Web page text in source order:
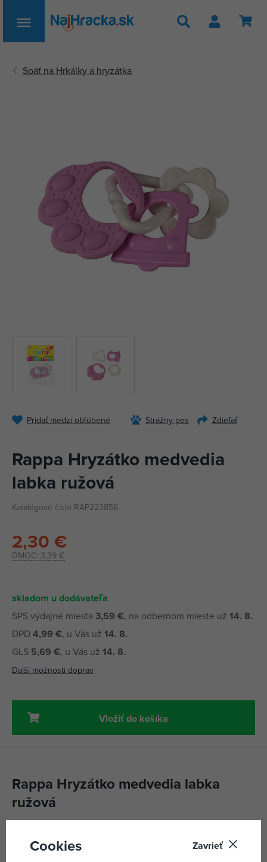
Hľadať
Pridať medzi obľúbené Strážny pes Zdieľať
Rappa Hryzátko medvedia
labka ružová
Katalógové číslo RAP223856
DMOC: 3,39 €
2,30 €
skladom u dodávateľa
SPS výdajné miesta 3,59 €, na odbernom mieste už 14. 8.
DPD 4,99 €, u Vás už 14. 8.
GLS 5,69 €, u Vás už 14. 8.
Další možnosti doprav
Vložiť do košíka
Rappa Hryzátko medvedia labka
ružová
detskou ručičkou
Cookies Zavrieť